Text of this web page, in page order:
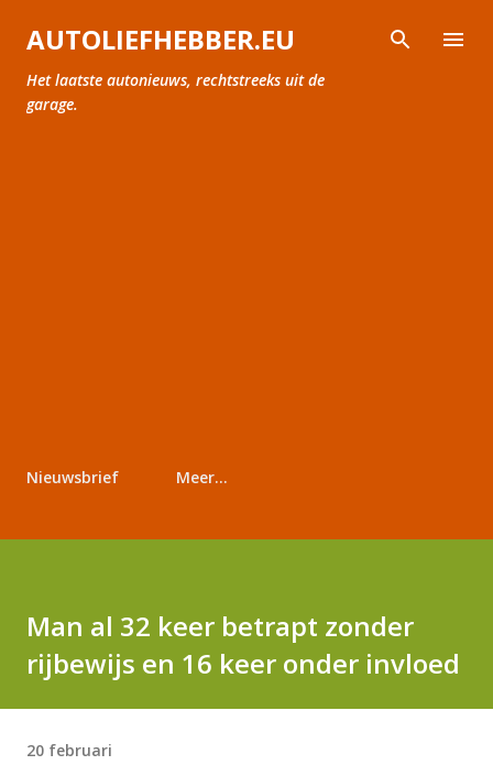
Doorgaan naar hoofdcontent
AUTOLIEFHEBBER.EU
Het laatste autonieuws, rechtstreeks uit de
garage.
Nieuwsbrief Meer…
Man al 32 keer betrapt zonder
rijbewijs en 16 keer onder invloed
20 februari